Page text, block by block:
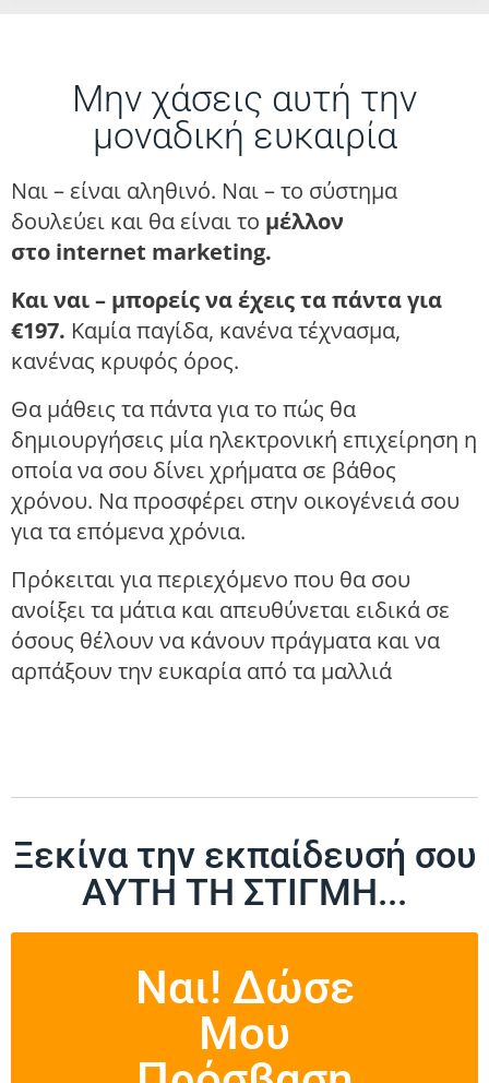
Μην χάσεις αυτή την
μοναδική ευκαιρία
Ναι – είναι αληθινό. Ναι – το σύστημα
δουλεύει και θα είναι το μέλλον
στο internet marketing.
Και ναι – μπορείς να έχεις τα πάντα για
€197. Καμία παγίδα, κανένα τέχνασμα,
κανένας κρυφός όρος.
Θα μάθεις τα πάντα για το πώς θα
δημιουργήσεις μία ηλεκτρονική επιχείρηση η
οποία να σου δίνει χρήματα σε βάθος
χρόνου. Να προσφέρει στην οικογένειά σου
για τα επόμενα χρόνια.
Πρόκειται για περιεχόμενο που θα σου
ανοίξει τα μάτια και απευθύνεται ειδικά σε
όσους θέλουν να κάνουν πράγματα και να
αρπάξουν την ευκαρία από τα μαλλιά
Ξεκίνα την εκπαίδευσή σου
ΑΥΤΗ ΤΗ ΣΤΙΓΜΗ...
Ναι! Δώσε
Μου